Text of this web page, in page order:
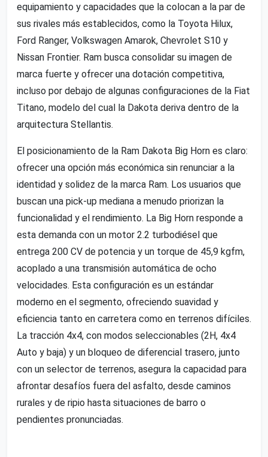
equipamiento y capacidades que la colocan a la par de
sus rivales más establecidos, como la Toyota Hilux,
Ford Ranger, Volkswagen Amarok, Chevrolet S10 y
Nissan Frontier. Ram busca consolidar su imagen de
marca fuerte y ofrecer una dotación competitiva,
incluso por debajo de algunas configuraciones de la Fiat
Titano, modelo del cual la Dakota deriva dentro de la
arquitectura Stellantis.
El posicionamiento de la Ram Dakota Big Horn es claro:
ofrecer una opción más económica sin renunciar a la
identidad y solidez de la marca Ram. Los usuarios que
buscan una pick-up mediana a menudo priorizan la
funcionalidad y el rendimiento. La Big Horn responde a
esta demanda con un motor 2.2 turbodiésel que
entrega 200 CV de potencia y un torque de 45,9 kgfm,
acoplado a una transmisión automática de ocho
velocidades. Esta configuración es un estándar
moderno en el segmento, ofreciendo suavidad y
eficiencia tanto en carretera como en terrenos difíciles.
La tracción 4x4, con modos seleccionables (2H, 4x4
Auto y baja) y un bloqueo de diferencial trasero, junto
con un selector de terrenos, asegura la capacidad para
afrontar desafíos fuera del asfalto, desde caminos
rurales y de ripio hasta situaciones de barro o
pendientes pronunciadas.